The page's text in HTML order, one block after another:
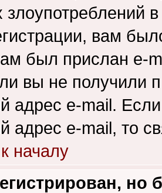
вам
был прислан e-
вы не получили
адрес e-mail.
адрес e-mail, то
началу
но